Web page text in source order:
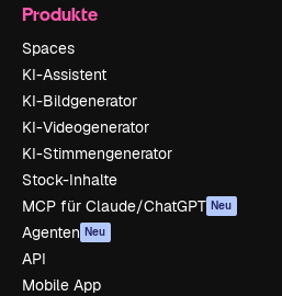
Produkte
Spaces
KI-Assistent
KI-Bildgenerator
KI-Videogenerator
KI-Stimmengenerator
Stock-Inhalte
MCP für Claude/ChatGPT Neu
Agenten Neu
API
Mobile App